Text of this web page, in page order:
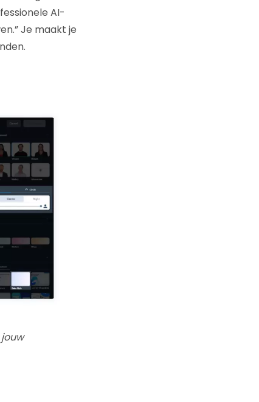
AI-
Je maakt je